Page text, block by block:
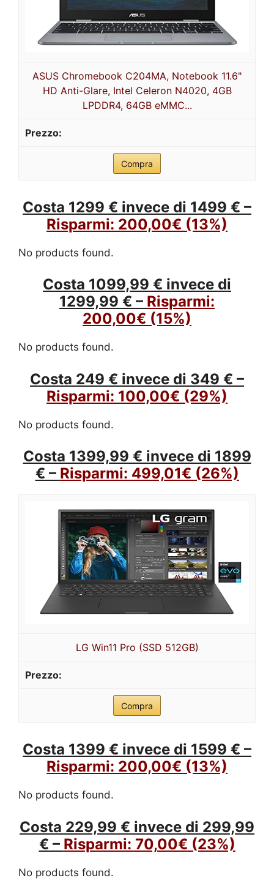
ASUS Chromebook C204MA, Notebook 11.6"
HD Anti-Glare, Intel Celeron N4020, 4GB
LPDDR4, 64GB eMMC...
Compra
Costa 1299 € invece di 1499 € –
Risparmi: 200,00€ (13%)
No products found.
Costa 1099,99 € invece di
1299,99 € – Risparmi:
200,00€ (15%)
No products found.
Costa 249 € invece di 349 € –
Risparmi: 100,00€ (29%)
No products found.
Costa 1399,99 € invece di 1899
€ – Risparmi: 499,01€ (26%)
LG Win11 Pro (SSD 512GB)
Compra
Costa 1399 € invece di 1599 € –
Risparmi: 200,00€ (13%)
No products found.
Costa 229,99 € invece di 299,99
€ – Risparmi: 70,00€ (23%)
No products found.